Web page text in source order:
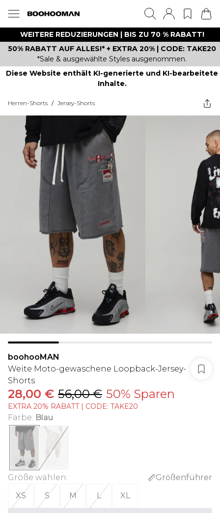
WEITERE REDUZIERUNGEN | BIS ZU 70 % RABATT!
50% RABATT AUF ALLES!* + EXTRA 20% | CODE: TAKE20
*Sale & ausgewählte Styles ausgenommen.
Diese Website enthält KI-generierte und KI-bearbeitete
Inhalte.
Herren-Shorts / Jersey-Shorts
boohooMAN
Weite Moto-gewaschene Loopback-Jersey-
Shorts
28,00 € 56,00 € 50% Sparen
EXTRA 20% RABATT | CODE: TAKE20
Farbe: Blau
Größe wählen:
Größenführer
XS
S M L XL